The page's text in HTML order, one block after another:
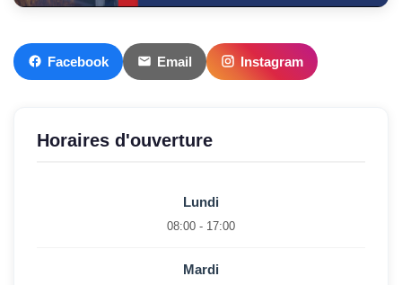
Facebook Email Instagram
Horaires d'ouverture
Lundi
08:00 - 17:00
Mardi